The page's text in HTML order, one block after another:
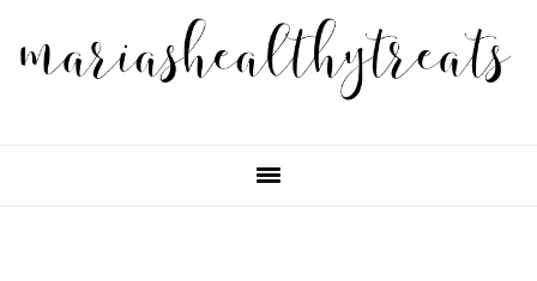
primary
primary
footer